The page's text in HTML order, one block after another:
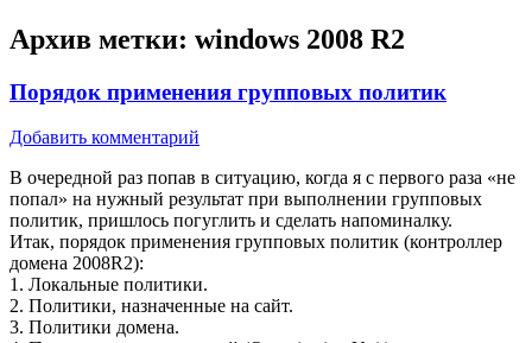
Архив метки: windows 2008 R2
Порядок применения групповых политик
Добавить комментарий
В очередной раз попав в ситуацию, когда я с первого раза «не
попал» на нужный результат при выполнении групповых
политик, пришлось погуглить и сделать напоминалку.
Итак, порядок применения групповых политик (контроллер
домена 2008R2):
1. Локальные политики.
2. Политики, назначенные на сайт.
3. Политики домена.